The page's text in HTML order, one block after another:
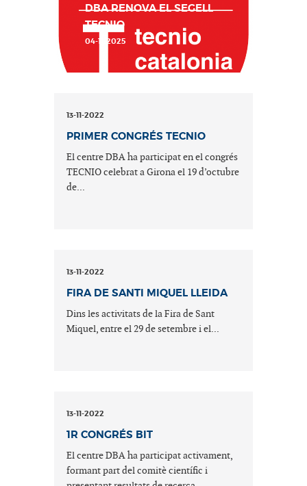
DBA RENOVA EL SEGELL
TECNIO
04-11-2025
13-11-2022
PRIMER CONGRÉS TECNIO
El centre DBA ha participat en el congrés
TECNIO celebrat a Girona el 19 d’octubre
de...
13-11-2022
FIRA DE SANTI MIQUEL LLEIDA
Dins les activitats de la Fira de Sant
Miquel, entre el 29 de setembre i el...
13-11-2022
1R CONGRÉS BIT
El centre DBA ha participat activament,
formant part del comitè científic i